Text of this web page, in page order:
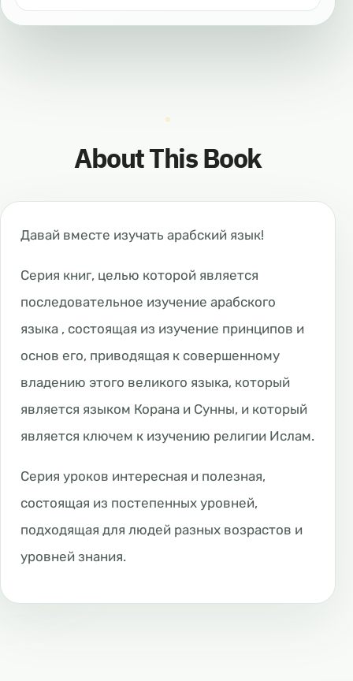
About This Book
Давай вместе изучать арабский язык!
Серия книг, целью которой является
последовательное изучение арабского
языка , состоящая из изучение принципов и
основ его, приводящая к совершенному
владению этого великого языка, который
является языком Корана и Сунны, и который
является ключем к изучению религии Ислам.
Серия уроков интересная и полезная,
состоящая из постепенных уровней,
подходящая для людей разных возрастов и
уровней знания.